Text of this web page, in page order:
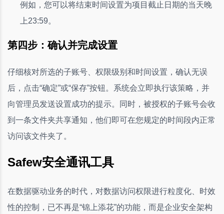
例如，您可以将结束时间设置为项目截止日期的当天晚
上23:59。
第四步：确认并完成设置
仔细核对所选的子账号、权限级别和时间设置，确认无误
后，点击“确定”或“保存”按钮。系统会立即执行该策略，并
向管理员发送设置成功的提示。同时，被授权的子账号会收
到一条文件夹共享通知，他们即可在您规定的时间段内正常
访问该文件夹了。
Safew安全通讯工具
在数据驱动业务的时代，对数据访问权限进行粒度化、时效
性的控制，已不再是“锦上添花”的功能，而是企业安全架构